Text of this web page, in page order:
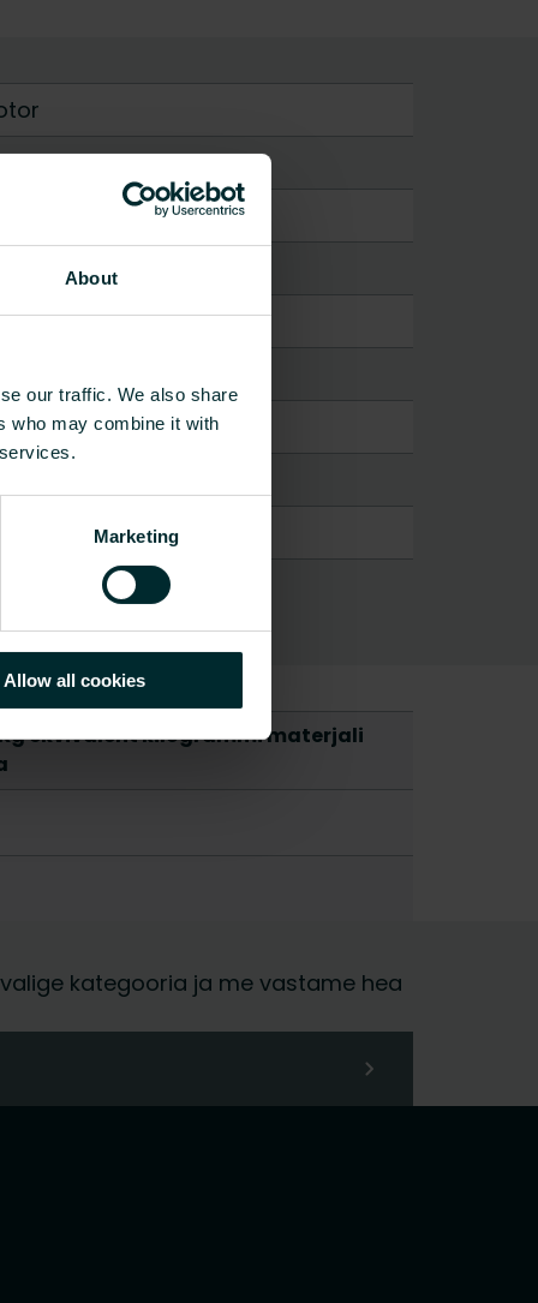
About
our traffic. We also share
who may combine it with
Marketing
Allow all cookies
ekvivalent kilogrammi materjali
kategooria ja me vastame hea